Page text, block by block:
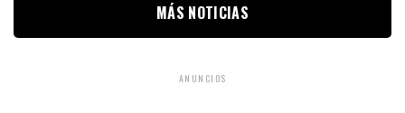
MÁS NOTICIAS
ANUNCIOS